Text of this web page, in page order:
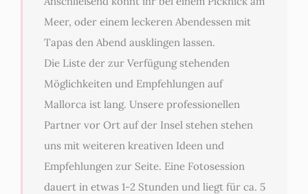
Meer, oder einem leckeren Abendessen mit
Tapas den Abend ausklingen lassen.
Die Liste der zur Verfügung stehenden
Möglichkeiten und Empfehlungen auf
Mallorca ist lang. Unsere professionellen
Partner vor Ort auf der Insel stehen stehen
uns mit weiteren kreativen Ideen und
Empfehlungen zur Seite. Eine Fotosession
dauert in etwas 1-2 Stunden und liegt für ca. 5